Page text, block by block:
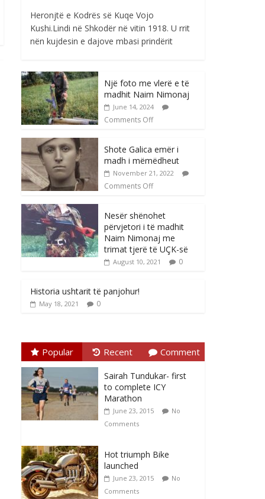
Heronjtë e Kodrës së Kuqe Vojo
Kushi.Lindi në Shkodër në vitin 1918. U rrit
nën kujdesin e dajove mbasi prindërit
Një foto me vlerë e të
madhit Naim Nimonaj
June 14, 2024
Comments Off
Shote Galica emër i
madh i mëmëdheut
November 21, 2022
Comments Off
Nesër shënohet
përvjetori i të madhit
Naim Nimonaj me
trimat tjerë të UÇK-së
August 10, 2021 0
Historia ushtarit të panjohur!
May 18, 2021 0
Popular Recent Comment
Sairah Tundukar- first
to complete ICY
Marathon
June 23, 2015
No
Comments
Hot triumph Bike
launched
June 23, 2015
No
Comments